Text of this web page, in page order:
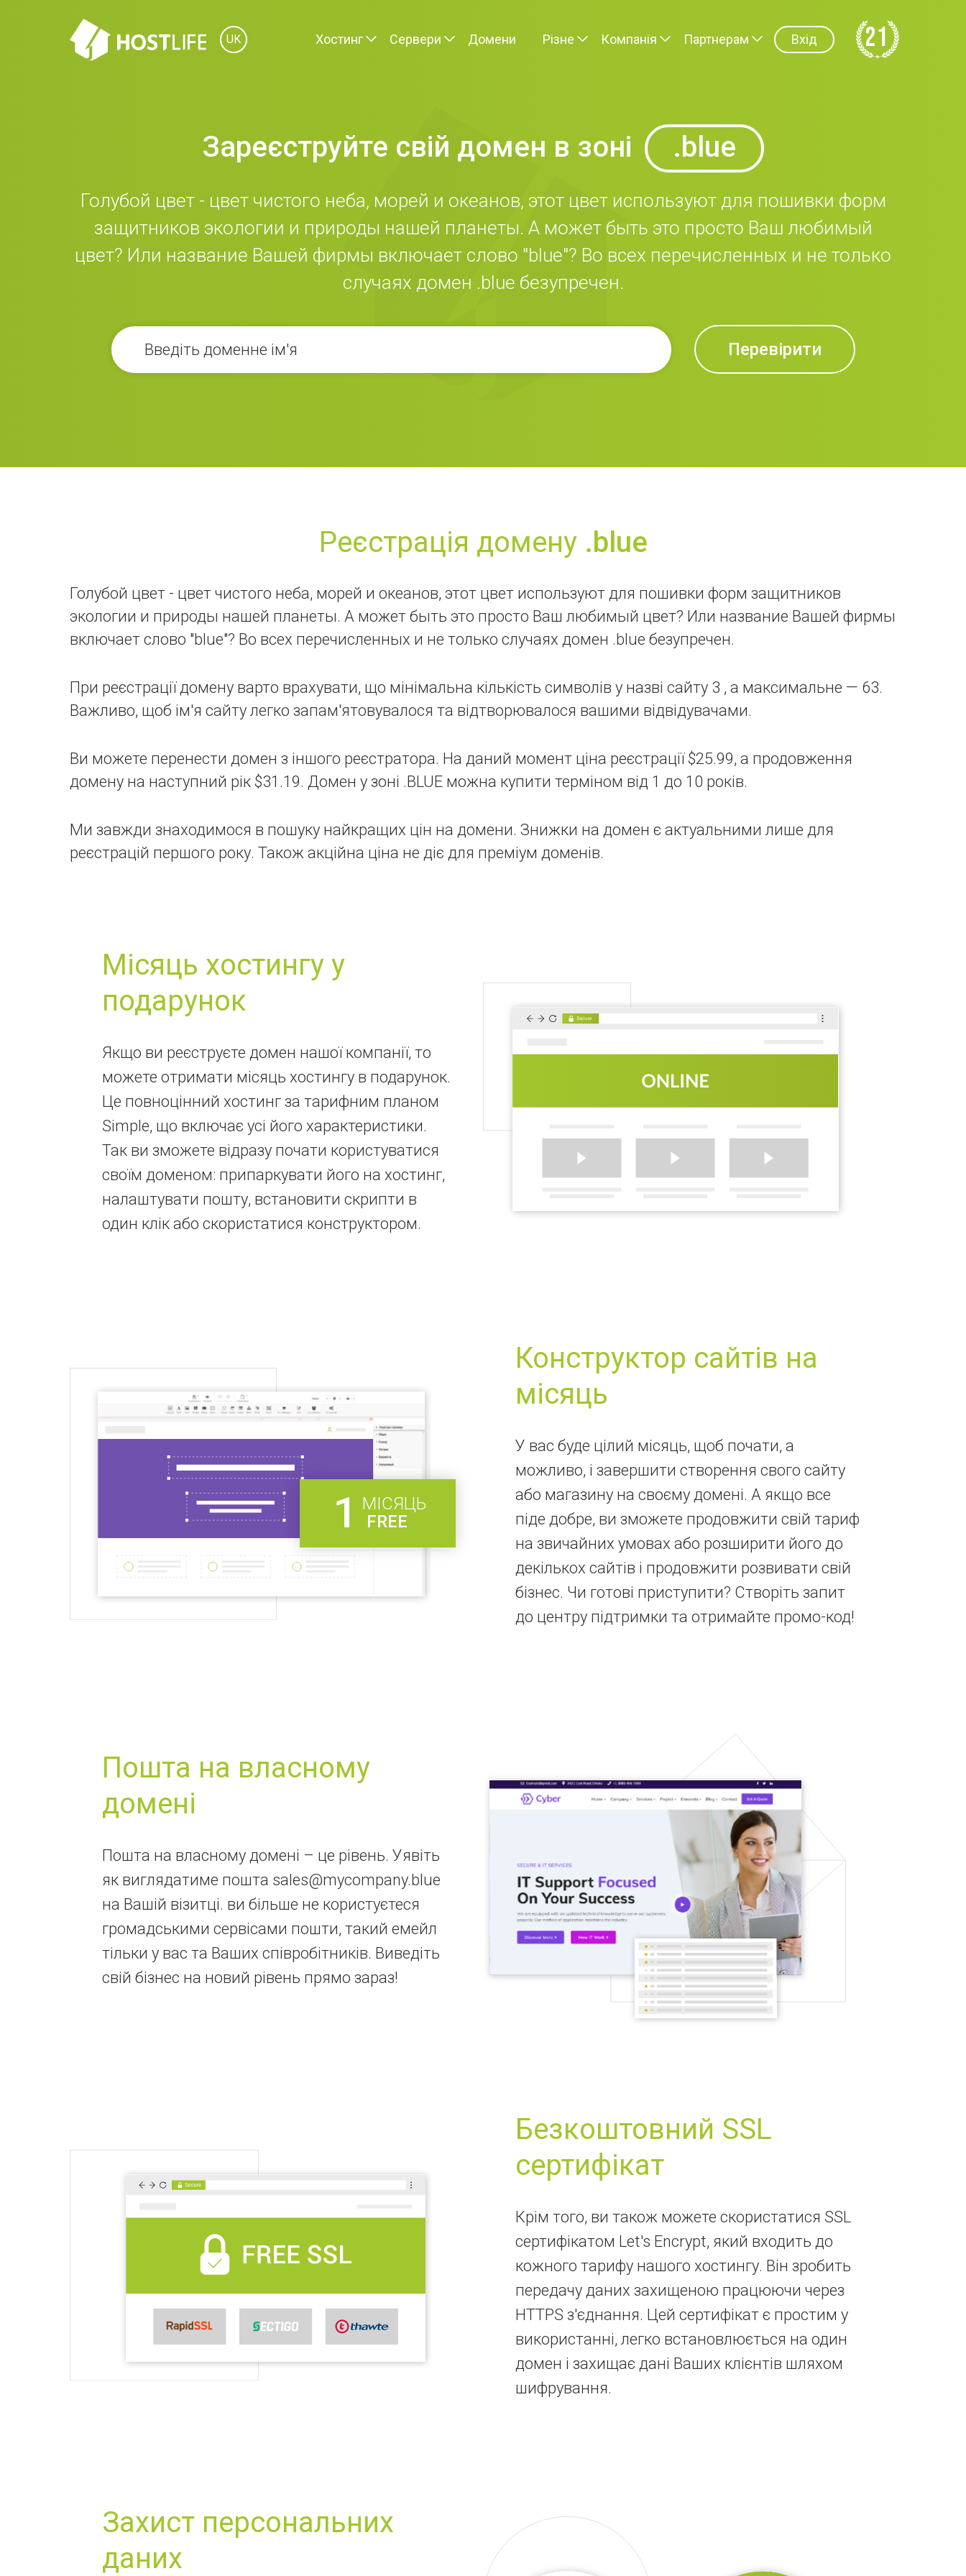
UK Хостинг Сервери Домени Різне Компанія Партнерам Вхід 21
Зареєструйте свій домен в зоні .blue
Голубой цвет - цвет чистого неба, морей и океанов, этот цвет используют для пошивки форм
защитников экологии и природы нашей планеты. А может быть это просто Ваш любимый
цвет? Или название Вашей фирмы включает слово "blue"? Во всех перечисленных и не только
случаях домен .blue безупречен.
Перевірити
Реєстрація домену .blue
Голубой цвет - цвет чистого неба, морей и океанов, этот цвет используют для пошивки форм защитников
экологии и природы нашей планеты. А может быть это просто Ваш любимый цвет? Или название Вашей фирмы
включает слово "blue"? Во всех перечисленных и не только случаях домен .blue безупречен.
При реєстрації домену варто врахувати, що мінімальна кількість символів у назві сайту 3 , а максимальне — 63.
Важливо, щоб ім'я сайту легко запам'ятовувалося та відтворювалося вашими відвідувачами.
Ви можете перенести домен з іншого реєстратора. На даний момент ціна реєстрації $25.99, а продовження
домену на наступний рік $31.19. Домен у зоні .BLUE можна купити терміном від 1 до 10 років.
Ми завжди знаходимося в пошуку найкращих цін на домени. Знижки на домен є актуальними лише для
реєстрацій першого року. Також акційна ціна не діє для преміум доменів.
Місяць хостингу у
подарунок
Якщо ви реєструєте домен нашої компанії, то
можете отримати місяць хостингу в подарунок.
Це повноцінний хостинг за тарифним планом
Simple, що включає усі його характеристики.
Так ви зможете відразу почати користуватися
своїм доменом: припаркувати його на хостинг,
налаштувати пошту, встановити скрипти в
один клік або скористатися конструктором.
1
МІСЯЦЬ
FREE
Конструктор сайтів на
місяць
У вас буде цілий місяць, щоб почати, а
можливо, і завершити створення свого сайту
або магазину на своєму домені. А якщо все
піде добре, ви зможете продовжити свій тариф
на звичайних умовах або розширити його до
декількох сайтів і продовжити розвивати свій
бізнес. Чи готові приступити? Створіть запит
до центру підтримки та отримайте промо-код!
Пошта на власному
домені
Пошта на власному домені – це рівень. Уявіть
як виглядатиме пошта sales@mycompany.blue
на Вашій візитці. ви більше не користуєтеся
громадськими сервісами пошти, такий емейл
тільки у вас та Ваших співробітників. Виведіть
свій бізнес на новий рівень прямо зараз!
Безкоштовний SSL
сертифікат
Крім того, ви також можете скористатися SSL
сертифікатом Let's Encrypt, який входить до
кожного тарифу нашого хостингу. Він зробить
передачу даних захищеною працюючи через
HTTPS з'єднання. Цей сертифікат є простим у
використанні, легко встановлюється на один
домен і захищає дані Ваших клієнтів шляхом
шифрування.
Захист персональних
даних